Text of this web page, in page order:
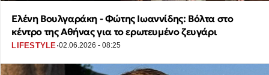
Ελένη Βουλγαράκη - Φώτης Ιωαννίδης: Βόλτα στο
κέντρο της Αθήνας για το ερωτευμένο ζευγάρι
LIFESTYLE ·02.06.2026 - 08:25